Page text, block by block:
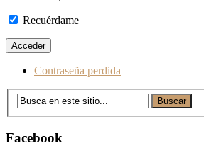
Recuérdame
Contraseña perdida
Facebook